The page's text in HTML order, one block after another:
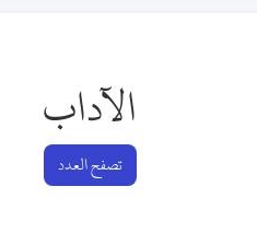
الآداب
تصفح العدد